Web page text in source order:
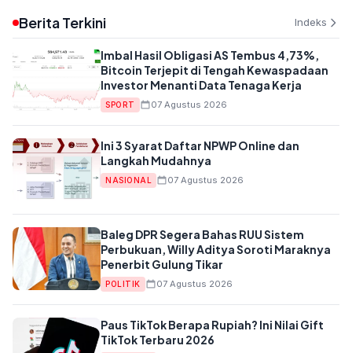
Berita Terkini Indeks
Imbal Hasil Obligasi AS Tembus 4,73%,
Bitcoin Terjepit di Tengah Kewaspadaan
Investor Menanti Data Tenaga Kerja
SPORT 07 Agustus 2026
Ini 3 Syarat Daftar NPWP Online dan
Langkah Mudahnya
NASIONAL 07 Agustus 2026
Baleg DPR Segera Bahas RUU Sistem
Perbukuan, Willy Aditya Soroti Maraknya
Penerbit Gulung Tikar
POLITIK 07 Agustus 2026
Paus TikTok Berapa Rupiah? Ini Nilai Gift
TikTok Terbaru 2026